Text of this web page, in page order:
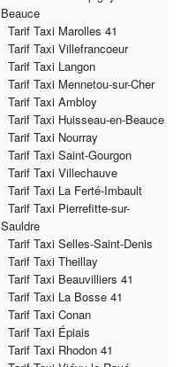
Beauce
Tarif Taxi Marolles 41
Tarif Taxi Villefrancoeur
Tarif Taxi Langon
Tarif Taxi Mennetou-sur-Cher
Tarif Taxi Ambloy
Tarif Taxi Huisseau-en-Beauce
Tarif Taxi Nourray
Tarif Taxi Saint-Gourgon
Tarif Taxi Villechauve
Tarif Taxi La Ferté-Imbault
Tarif Taxi Pierrefitte-sur-
Sauldre
Tarif Taxi Selles-Saint-Denis
Tarif Taxi Theillay
Tarif Taxi Beauvilliers 41
Tarif Taxi La Bosse 41
Tarif Taxi Conan
Tarif Taxi Épiais
Tarif Taxi Rhodon 41